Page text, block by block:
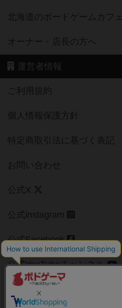
北海道のボードゲームカフェ
オーナー・店長の方へ
運営者情報
ご利用規約
個人情報保護方針
特定商取引法に基づく表記
お問い合わせ
公式X
公式instagram
公式Facebook
公式YouTubeチャンネル